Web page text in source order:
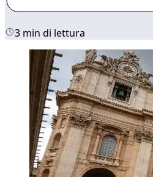
3 min di lettura